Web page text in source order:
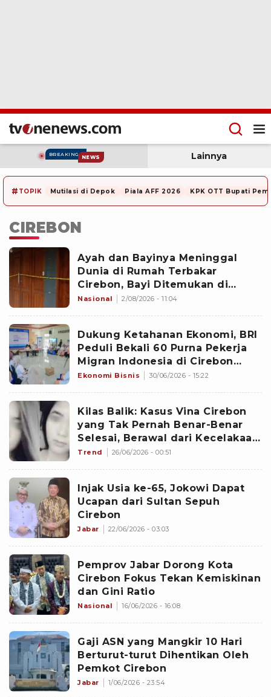
BREAKING NEWS Lainnya
# TOPIK Mutilasi di Depok Piala AFF 2026 KPK OTT Bupati
CIREBON
Ayah dan Bayinya Meninggal
Dunia di Rumah Terbakar
Cirebon, Bayi Ditemukan di
Dekat Jendela dan Ayah di
Nasional 2/08/2026 - 11:04
Dukung Ketahanan Ekonomi, BRI
Peduli Bekali 60 Purna Pekerja
Migran Indonesia di Cirebon
Keterampilan Wirausaha
Ekonomi Bisnis 30/06/2026 - 15:22
Kilas Balik: Kasus Vina Cirebon
yang Tak Pernah Benar-Benar
Selesai, Berawal dari Kecelakaan
Hingga Berujung Pembunuhan
Trend 26/06/2026 - 00:51
Injak Usia ke-65, Jokowi Dapat
Ucapan dari Sultan Sepuh
Cirebon
Jabar 22/06/2026 - 03:03
Pemprov Jabar Dorong Kota
Cirebon Fokus Tekan Kemiskinan
dan Gini Ratio
Nasional 16/06/2026 - 16:08
Gaji ASN yang Mangkir 10 Hari
Berturut-turut Dihentikan Oleh
Pemkot Cirebon
Jabar 1/06/2026 - 23:54